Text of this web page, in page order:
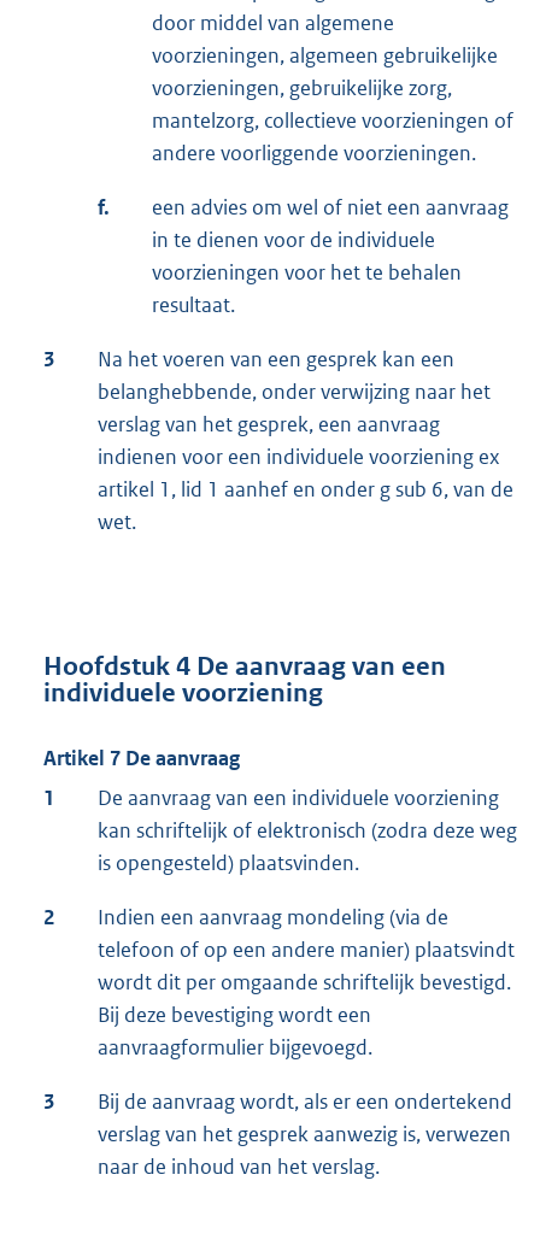
door middel van algemene
voorzieningen, algemeen gebruikelijke
voorzieningen, gebruikelijke zorg,
mantelzorg, collectieve voorzieningen of
andere voorliggende voorzieningen.
f.
een advies om wel of niet een aanvraag
in te dienen voor de individuele
voorzieningen voor het te behalen
resultaat.
3
Na het voeren van een gesprek kan een
belanghebbende, onder verwijzing naar het
verslag van het gesprek, een aanvraag
indienen voor een individuele voorziening ex
artikel 1, lid 1 aanhef en onder g sub 6, van de
wet.
Hoofdstuk 4 De aanvraag van een
individuele voorziening
Artikel 7 De aanvraag
1
De aanvraag van een individuele voorziening
kan schriftelijk of elektronisch (zodra deze weg
is opengesteld) plaatsvinden.
2
Indien een aanvraag mondeling (via de
telefoon of op een andere manier) plaatsvindt
wordt dit per omgaande schriftelijk bevestigd.
Bij deze bevestiging wordt een
aanvraagformulier bijgevoegd.
3
Bij de aanvraag wordt, als er een ondertekend
verslag van het gesprek aanwezig is, verwezen
naar de inhoud van het verslag.